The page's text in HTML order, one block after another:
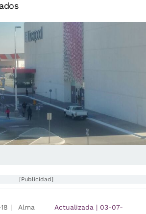
[Publicidad]
|
Alma
Actualizada | 03-07-